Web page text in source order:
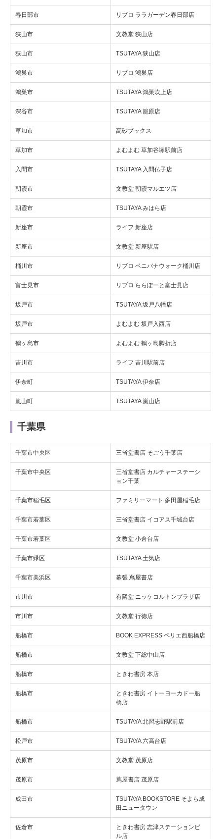
春日部市 リブロ ララガーデン春日部店
狭山市 文教堂 狭山店
狭山市 TSUTAYA 狭山店
鴻巣市 リブロ 鴻巣店
鴻巣市 TSUTAYA 鴻巣吹上店
深谷市 TSUTAYA 籠原店
草加市 高砂ブックス
草加市 よむよむ 草加谷塚駅前店
入間市 TSUTAYA 入間仏子店
朝霞市 文教堂 朝霞マルエツ店
朝霞市 TSUTAYA みはら店
新座市 ライフ 新座店
新座市 文教堂 新座駅店
桶川市 リブロ ベニバナウォーク桶川店
富士見市 リブロ ららぽーと富士見店
坂戸市 TSUTAYA 坂戸八幡店
坂戸市 よむよむ 坂戸入西店
鶴ヶ島市 よむよむ 鶴ヶ島脚折店
吉川市 ライフ 吉川駅前店
伊奈町 TSUTAYA 伊奈店
嵐山町 TSUTAYA 嵐山店
千葉県
千葉市中央区 三省堂書店 そごう千葉店
千葉市中央区
三省堂書店 カルチャーステーシ
ョン千葉
千葉市稲毛区 ファミリーマート 多田屋稲毛店
千葉市若葉区 三省堂書店 イコアス千城台店
千葉市若葉区 文教堂 小倉台店
千葉市緑区 TSUTAYA 土気店
千葉市美浜区 幕張 蔦屋書店
市川市 有隣堂 ニッケコルトンプラザ店
市川市 文教堂 行徳店
船橋市 BOOK EXPRESS ペリエ西船橋店
船橋市 文教堂 下総中山店
船橋市 ときわ書房 本店
船橋市
ときわ書房 イトーヨーカドー船
橋店
船橋市 TSUTAYA 北習志野駅前店
松戸市 TSUTAYA 六高台店
茂原市 文教堂 茂原店
茂原市 蔦屋書店 茂原店
成田市
TSUTAYA BOOKSTORE そよら成
田ニュータウン
佐倉市
ときわ書房 志津ステーションビ
ル店